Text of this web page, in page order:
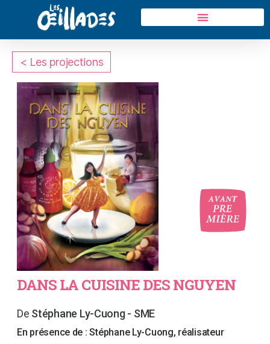
< Les projections
DANS LA CUISINE DES NGUYEN
Stéphane Ly-Cuong - SME
En présence de :Stéphane Ly-Cuong, réalisateur